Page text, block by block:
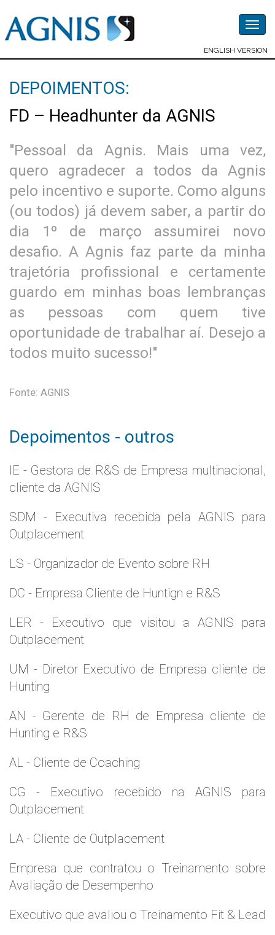
ENGLISH VERSION
DEPOIMENTOS:
FD – Headhunter da AGNIS
"Pessoal da Agnis. Mais uma vez,
quero agradecer a todos da Agnis
pelo incentivo e suporte. Como alguns
(ou todos) já devem saber, a partir do
dia 1º de março assumirei novo
desafio. A Agnis faz parte da minha
trajetória profissional e certamente
guardo em minhas boas lembranças
as pessoas com quem tive
oportunidade de trabalhar aí. Desejo a
todos muito sucesso!"
Fonte: AGNIS
Depoimentos - outros
IE - Gestora de R&S de Empresa multinacional,
cliente da AGNIS
SDM - Executiva recebida pela AGNIS para
Outplacement
LS - Organizador de Evento sobre RH
DC - Empresa Cliente de Huntign e R&S
LER - Executivo que visitou a AGNIS para
Outplacement
UM - Diretor Executivo de Empresa cliente de
Hunting
AN - Gerente de RH de Empresa cliente de
Hunting e R&S
AL - Cliente de Coaching
CG - Executivo recebido na AGNIS para
Outplacement
LA - Cliente de Outplacement
Empresa que contratou o Treinamento sobre
Avaliação de Desempenho
Executivo que avaliou o Treinamento Fit & Lead